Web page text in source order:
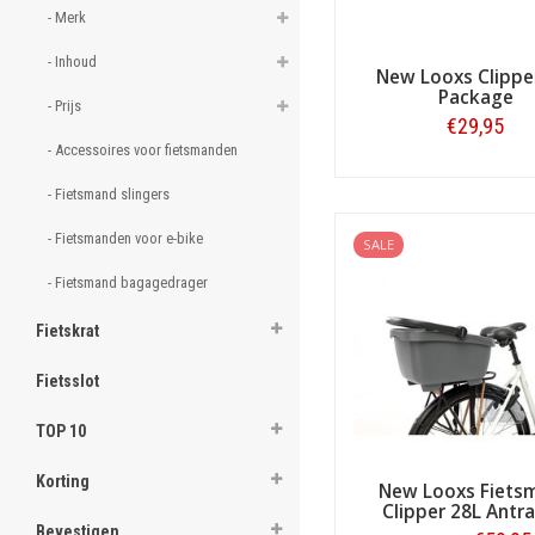
- Merk
- Inhoud
- Prijs
- Accessoires voor fietsmanden
- Fietsmand slingers
- Fietsmanden voor e-bike
- Fietsmand bagagedrager
Fietskrat
Fietsslot
TOP 10
Korting
.
.
.
.
.
ook om goede
Nieuwsgierig gemaakt?Wil
Directe verzending:
Uitstekende service
Beste reviews:
zeer
Riant assortiment:
New Looxs
Package
€29,95
SALE
New Looxs
Clipper 28L